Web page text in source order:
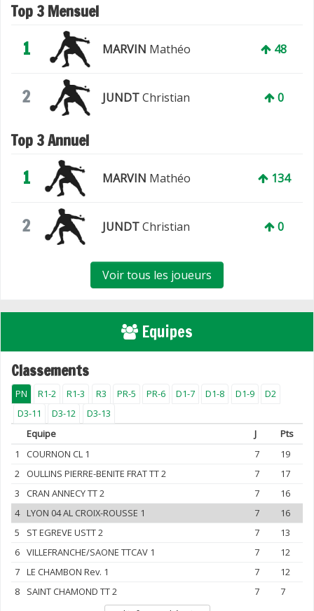
Top 3 Mensuel
1 MARVIN Mathéo 48
2 JUNDTChristian 0
Top 3 Annuel
1 MARVIN Mathéo 134
2 JUNDTChristian 0
Voir tous les joueurs
Equipes
Classements
PN R1-2 R1-3 R3 PR-5 PR-6 D1-7 D1-8 D1-9
D2
D3-11
D3-12
D3-13
Equipe
J
Pts
1
COURNON CL 1 7
19
2
OULLINS PIERRE-BENITE FRAT TT 2 7
17
3
CRAN ANNECY TT 2 7
16
4
LYON 04 AL CROIX-ROUSSE 1 7
16
5
ST EGREVE USTT 2 7
13
6 VILLEFRANCHE/SAONE TTCAV 1 7
12
7 LE CHAMBON Rev. 1 7
12
8
SAINT CHAMOND TT 2 7 7